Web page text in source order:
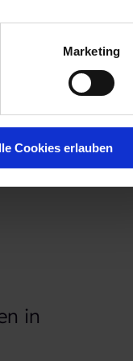
Marketing
Cookies erlauben
neuen
gut
in